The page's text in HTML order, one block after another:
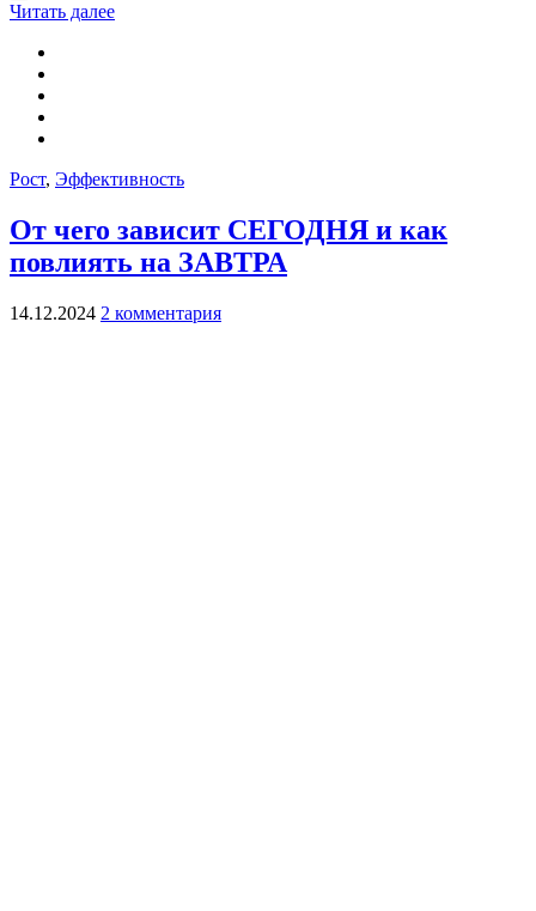
Читать далее
Рост, Эффективность
От чего зависит СЕГОДНЯ и как
повлиять на ЗАВТРА
14.12.2024 2 комментария